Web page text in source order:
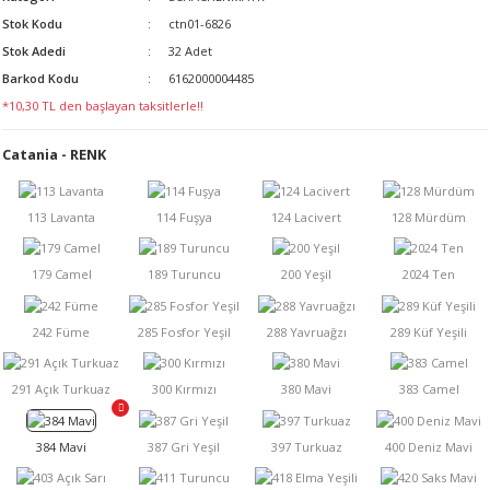
İPİ
Stok Kodu
ctn01-6826
Stok Adedi
32 Adet
Barkod Kodu
6162000004485
*10,30 TL den başlayan taksitlerle!!
Catania - RENK